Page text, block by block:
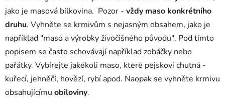
jako je masová bílkovina. Pozor - vždy maso konkrétního
druhu. Vyhněte se krmivům s nejasným obsahem, jako je
například "maso a výrobky živočišného původu". Pod tímto
popisem se často schovávají například zobáčky nebo
pařátky. Vybírejte jakékoli maso, které pejskovi chutná -
kuřecí, jehněčí, hovězí, rybí apod. Naopak se vyhněte krmivu
obsahujícímu obiloviny.